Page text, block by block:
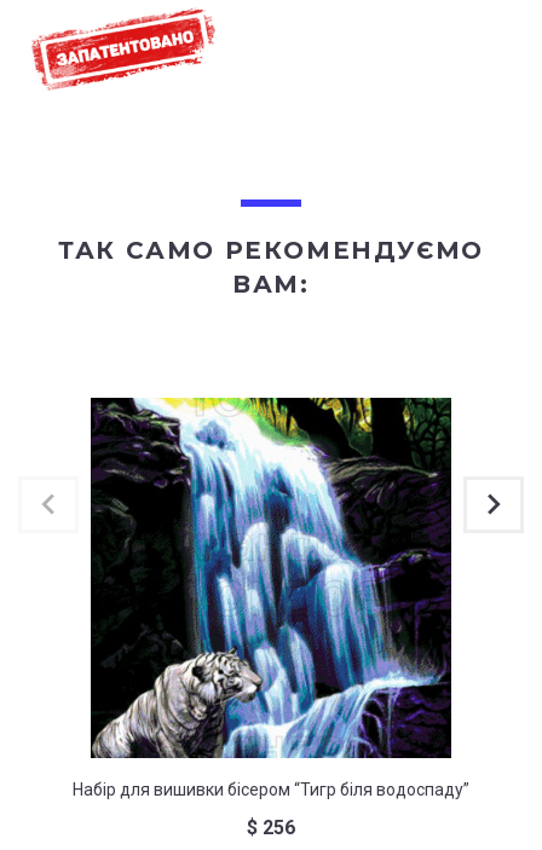
ТАК САМО РЕКОМЕНДУЄМО
ВАМ:
Набір для вишивки бісером “Тигр біля водоспаду”
$ 256